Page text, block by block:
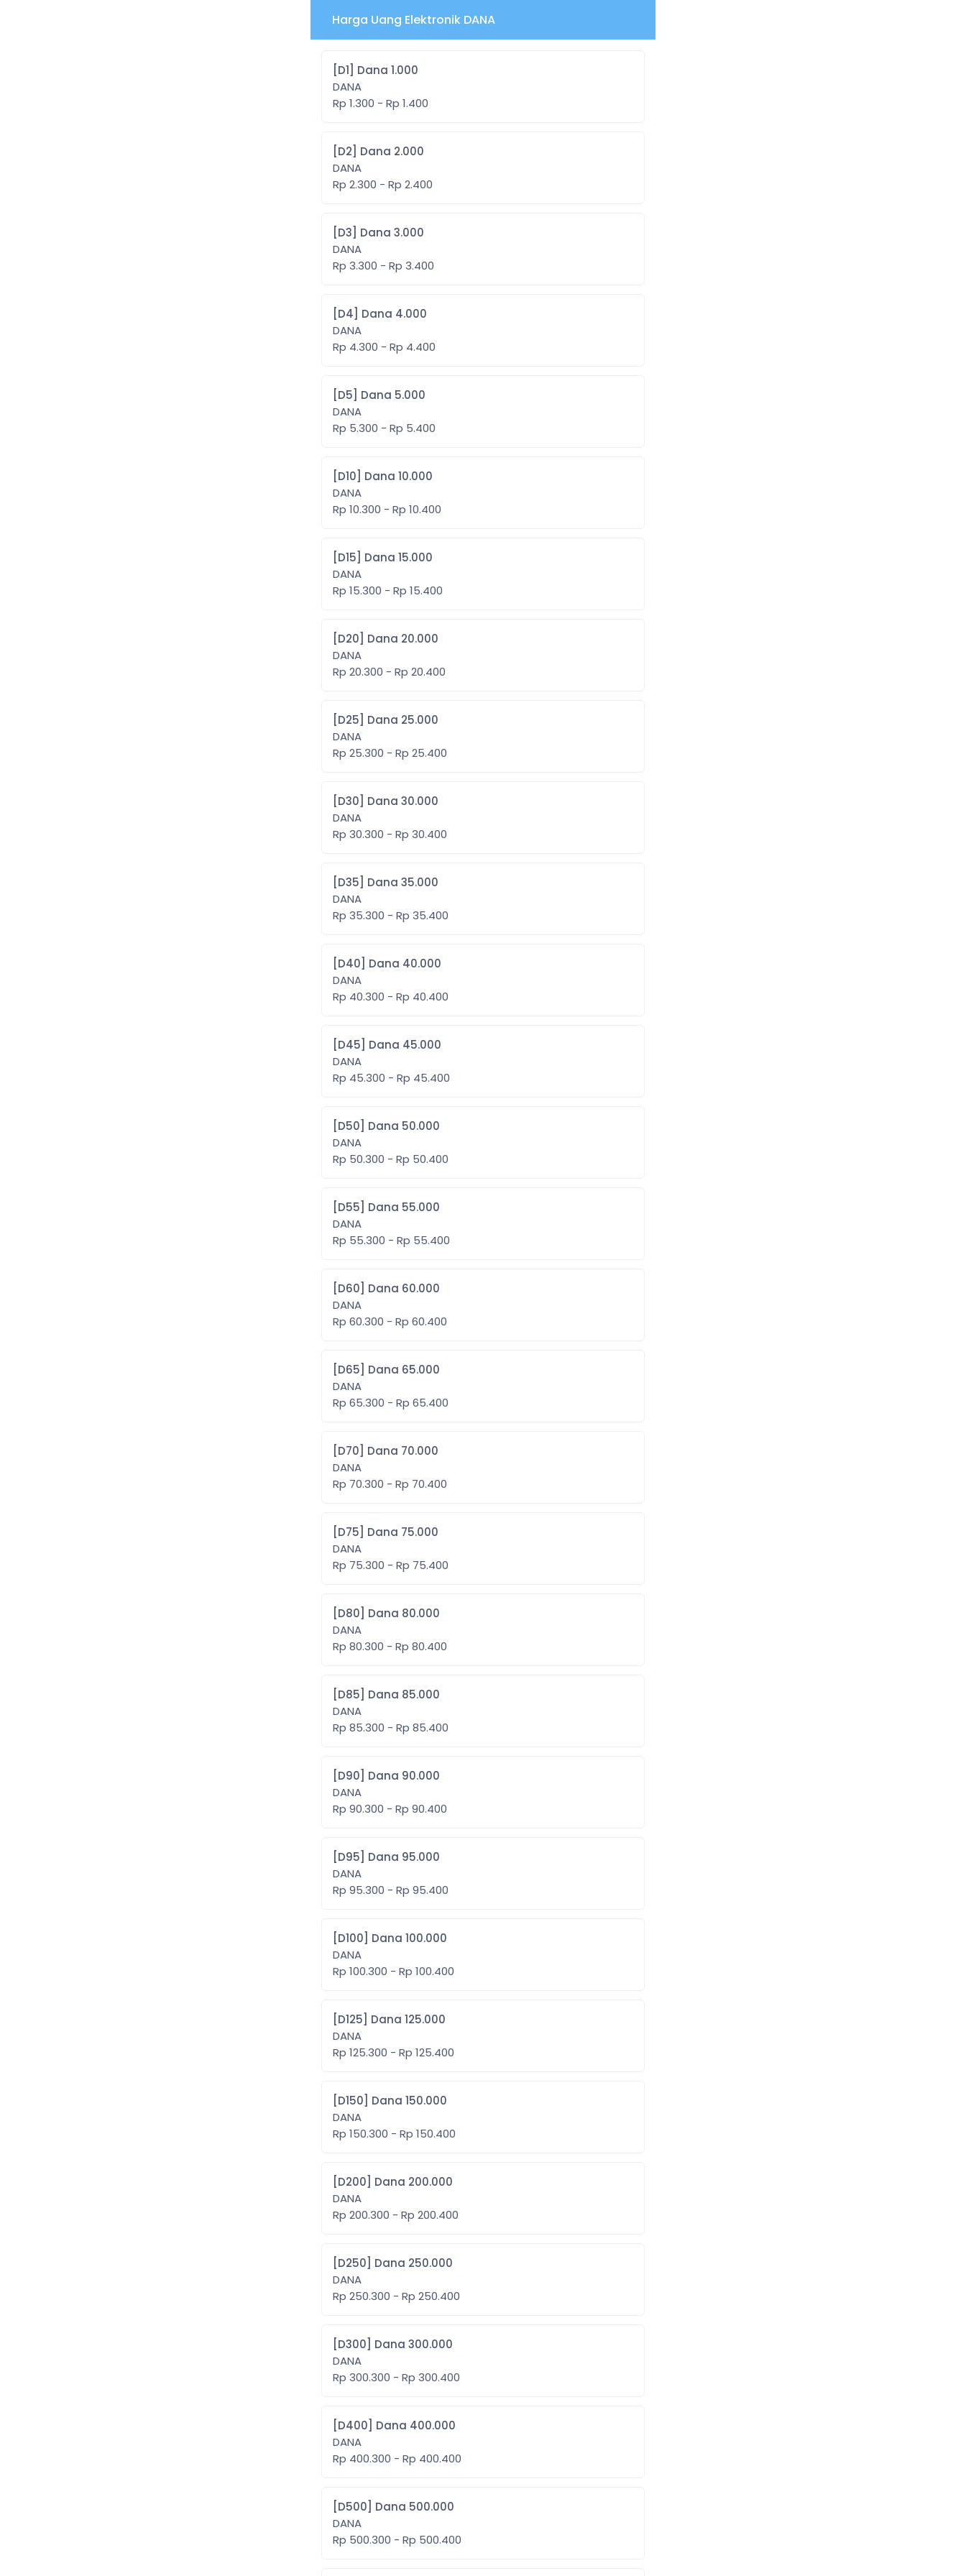
Harga Uang Elektronik DANA
[D1] Dana 1.000
DANA
Rp 1.300 - Rp 1.400
[D2] Dana 2.000
DANA
Rp 2.300 - Rp 2.400
[D3] Dana 3.000
DANA
Rp 3.300 - Rp 3.400
[D4] Dana 4.000
DANA
Rp 4.300 - Rp 4.400
[D5] Dana 5.000
DANA
Rp 5.300 - Rp 5.400
[D10] Dana 10.000
DANA
Rp 10.300 - Rp 10.400
[D15] Dana 15.000
DANA
Rp 15.300 - Rp 15.400
[D20] Dana 20.000
DANA
Rp 20.300 - Rp 20.400
[D25] Dana 25.000
DANA
Rp 25.300 - Rp 25.400
[D30] Dana 30.000
DANA
Rp 30.300 - Rp 30.400
[D35] Dana 35.000
DANA
Rp 35.300 - Rp 35.400
[D40] Dana 40.000
DANA
Rp 40.300 - Rp 40.400
[D45] Dana 45.000
DANA
Rp 45.300 - Rp 45.400
[D50] Dana 50.000
DANA
Rp 50.300 - Rp 50.400
[D55] Dana 55.000
DANA
Rp 55.300 - Rp 55.400
[D60] Dana 60.000
DANA
Rp 60.300 - Rp 60.400
[D65] Dana 65.000
DANA
Rp 65.300 - Rp 65.400
[D70] Dana 70.000
DANA
Rp 70.300 - Rp 70.400
[D75] Dana 75.000
DANA
Rp 75.300 - Rp 75.400
[D80] Dana 80.000
DANA
Rp 80.300 - Rp 80.400
[D85] Dana 85.000
DANA
Rp 85.300 - Rp 85.400
[D90] Dana 90.000
DANA
Rp 90.300 - Rp 90.400
[D95] Dana 95.000
DANA
Rp 95.300 - Rp 95.400
[D100] Dana 100.000
DANA
Rp 100.300 - Rp 100.400
[D125] Dana 125.000
DANA
Rp 125.300 - Rp 125.400
[D150] Dana 150.000
DANA
Rp 150.300 - Rp 150.400
[D200] Dana 200.000
DANA
Rp 200.300 - Rp 200.400
[D250] Dana 250.000
DANA
Rp 250.300 - Rp 250.400
[D300] Dana 300.000
DANA
Rp 300.300 - Rp 300.400
[D400] Dana 400.000
DANA
Rp 400.300 - Rp 400.400
[D500] Dana 500.000
DANA
Rp 500.300 - Rp 500.400